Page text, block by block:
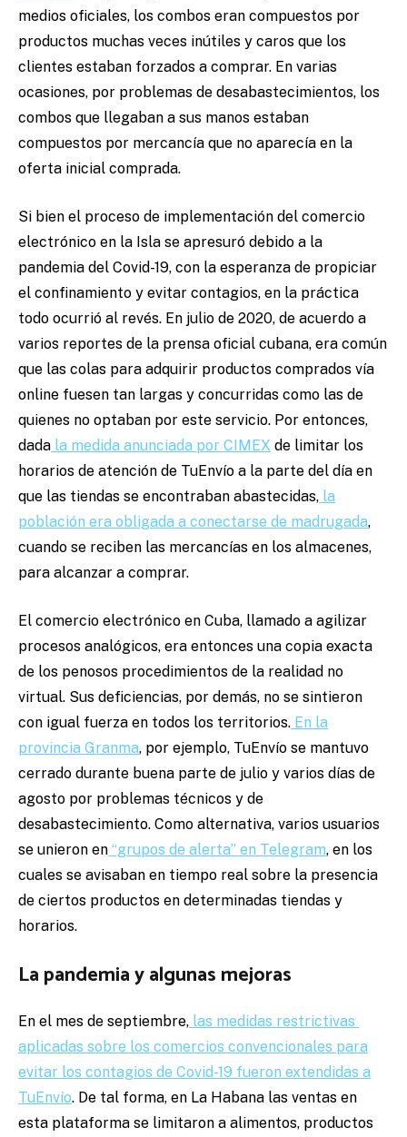
medios oficiales, los combos eran compuestos por
productos muchas veces inútiles y caros que los
clientes estaban forzados a comprar. En varias
ocasiones, por problemas de desabastecimientos, los
combos que llegaban a sus manos estaban
compuestos por mercancía que no aparecía en la
oferta inicial comprada.
Si bien el proceso de implementación del comercio
electrónico en la Isla se apresuró debido a la
pandemia del Covid-19, con la esperanza de propiciar
el confinamiento y evitar contagios, en la práctica
todo ocurrió al revés. En julio de 2020, de acuerdo a
varios reportes de la prensa oficial cubana, era común
que las colas para adquirir productos comprados vía
online fuesen tan largas y concurridas como las de
quienes no optaban por este servicio. Por entonces,
dada la medida anunciada por CIMEX de limitar los
horarios de atención de TuEnvío a la parte del día en
que las tiendas se encontraban abastecidas, la
población era obligada a conectarse de madrugada,
cuando se reciben las mercancías en los almacenes,
para alcanzar a comprar.
El comercio electrónico en Cuba, llamado a agilizar
procesos analógicos, era entonces una copia exacta
de los penosos procedimientos de la realidad no
virtual. Sus deficiencias, por demás, no se sintieron
con igual fuerza en todos los territorios. En la
provincia Granma, por ejemplo, TuEnvío se mantuvo
cerrado durante buena parte de julio y varios días de
agosto por problemas técnicos y de
desabastecimiento. Como alternativa, varios usuarios
se unieron en “grupos de alerta” en Telegram, en los
cuales se avisaban en tiempo real sobre la presencia
de ciertos productos en determinadas tiendas y
horarios.
La pandemia y algunas mejoras
En el mes de septiembre, las medidas restrictivas
aplicadas sobre los comercios convencionales para
evitar los contagios de Covid-19 fueron extendidas a
TuEnvío. De tal forma, en La Habana las ventas en
esta plataforma se limitaron a alimentos, productos